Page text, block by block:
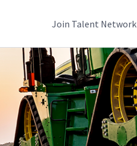
Join Talent Network